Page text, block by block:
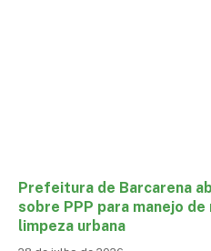
Prefeitura de Barcarena
sobre PPP para manejo
limpeza urbana